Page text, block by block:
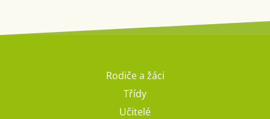
Rodiče a žáci
Třídy
Učitelé